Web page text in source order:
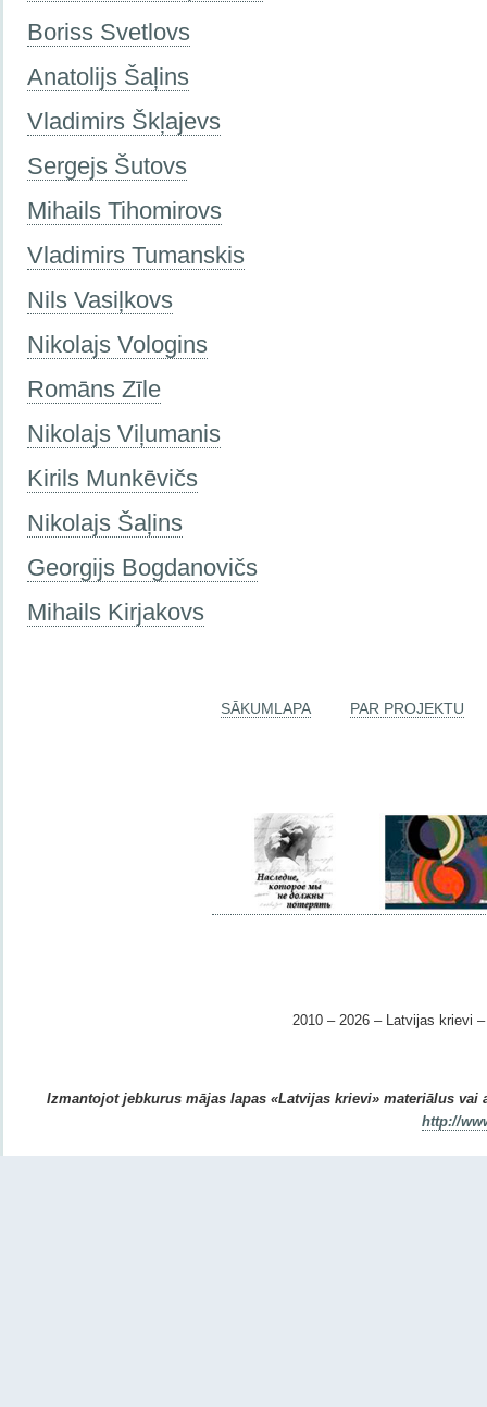
Boriss Svetlovs
Anatolijs Šaļins
Vladimirs Škļajevs
Sergejs Šutovs
Mihails Tihomirovs
Vladimirs Tumanskis
Nils Vasiļkovs
Nikolajs Vologins
Romāns Zīle
Nikolajs Viļumanis
Kirils Munkēvičs
Nikolajs Šaļins
Georgijs Bogdanovičs
Mihails Kirjakovs
SĀKUMLAPA PAR PROJEKTU
2010 – 2026 – Latvijas krievi –
Izmantojot jebkurus mājas lapas «Latvijas krievi» materiālus
http://